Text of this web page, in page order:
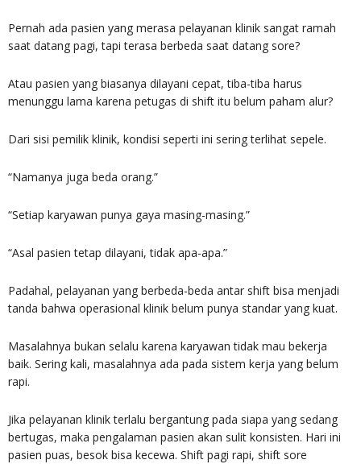
Pernah ada pasien yang merasa pelayanan klinik sangat ramah
saat datang pagi, tapi terasa berbeda saat datang sore?
Atau pasien yang biasanya dilayani cepat, tiba-tiba harus
menunggu lama karena petugas di shift itu belum paham alur?
Dari sisi pemilik klinik, kondisi seperti ini sering terlihat sepele.
“Namanya juga beda orang.”
“Setiap karyawan punya gaya masing-masing.”
“Asal pasien tetap dilayani, tidak apa-apa.”
Padahal, pelayanan yang berbeda-beda antar shift bisa menjadi
tanda bahwa operasional klinik belum punya standar yang kuat.
Masalahnya bukan selalu karena karyawan tidak mau bekerja
baik. Sering kali, masalahnya ada pada sistem kerja yang belum
rapi.
Jika pelayanan klinik terlalu bergantung pada siapa yang sedang
bertugas, maka pengalaman pasien akan sulit konsisten. Hari ini
pasien puas, besok bisa kecewa. Shift pagi rapi, shift sore